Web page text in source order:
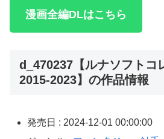
漫画全編DLはこちら
d_470237【ルナソフトコ
2015-2023】の作品情報
発売日 : 2024-12-01 00:00:00